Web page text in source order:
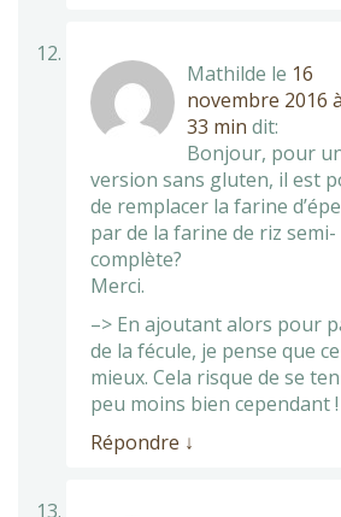
Mathilde le 16
novembre 2016
33 min dit:
Bonjour, pour
version sans gluten, il est
de remplacer la farine
par de la farine de riz semi-
complète?
Merci.
–> En ajoutant alors pour
de la fécule, je pense que
mieux. Cela risque de se
peu moins bien cependant !
Répondre ↓